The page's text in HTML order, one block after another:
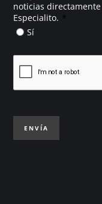
noticias
Especialito. *
Sí
ENVÍA